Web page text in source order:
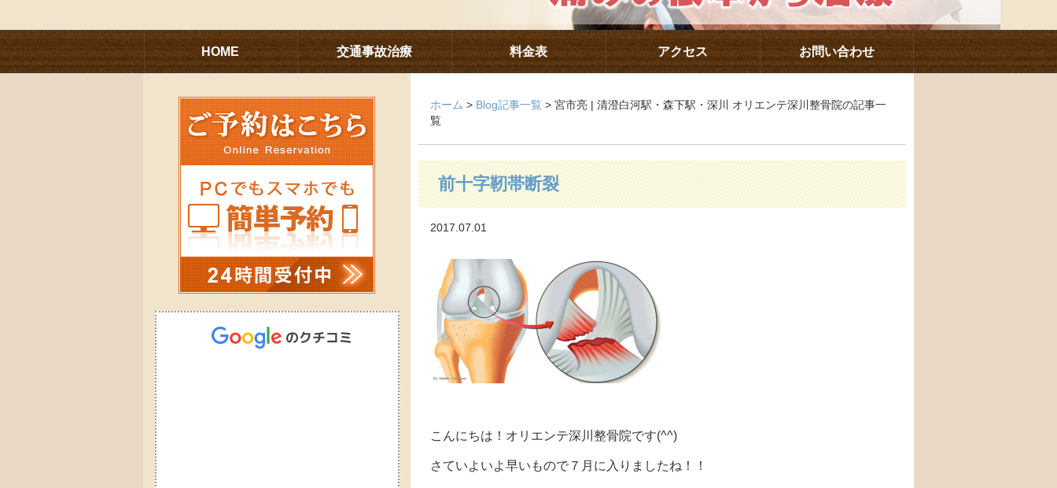
HOME 交通事故治療 料金表 アクセス お問い合わせ
ホーム > Blog記事一覧 > 宮市亮 | 清澄白河駅・森下駅・深川 オリエンテ深川整骨院の記事一
覧
前十字靭帯断裂
2017.07.01
こんにちは！オリエンテ深川整骨院です(^^)
さていよいよ早いもので７月に入りましたね！！